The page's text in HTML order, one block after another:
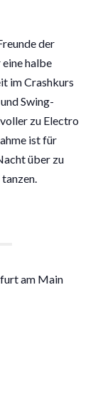
der
eine halbe
im Crashkurs
Swing-
zu Electro
ist für
über zu
am Main